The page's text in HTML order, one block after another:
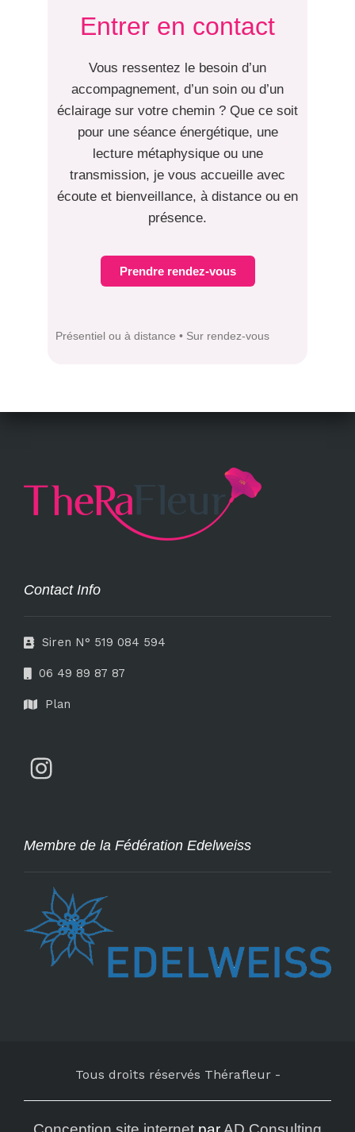
Entrer en contact
Vous ressentez le besoin d’un
accompagnement, d’un soin ou d’un
éclairage sur votre chemin ? Que ce soit
pour une séance énergétique, une
lecture métaphysique ou une
transmission, je vous accueille avec
écoute et bienveillance, à distance ou en
présence.
Prendre rendez-vous
Présentiel ou à distance • Sur rendez-vous
Contact Info
Siren N° 519 084 594
06 49 89 87 87
Plan
Membre de la Fédération Edelweiss
Tous droits réservés Thérafleur-